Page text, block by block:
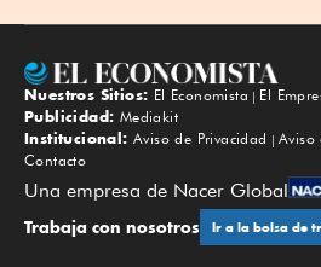
Nuestros Sitios: El Economista El
Publicidad: Mediakit
Institucional: Aviso de Privacidad
Aviso
Contacto
Una empresa de Nacer Global
Trabaja con nosotros Ir a la bolsa de